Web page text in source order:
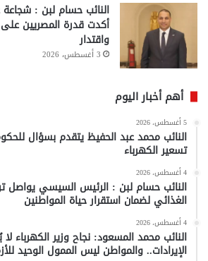
النائب حسام لبن : شجاعة
أكدت قدرة المصريين على
واقتدار
3 أغسطس، 2026
أهم أخبار اليوم
5 أغسطس، 2026
النائب محمد عبد الحفيظ يتقدم بسؤال
تسعير الكهرباء
4 أغسطس، 2026
النائب حسام لبن : الرئيس السيسي يواصل
الغذائي لضمان استقرار حياة المواطنين
4 أغسطس، 2026
النائب محمد المسعود: نجاح وزير الكهرباء
الإيرادات.. والمواطن ليس الممول الوحيد